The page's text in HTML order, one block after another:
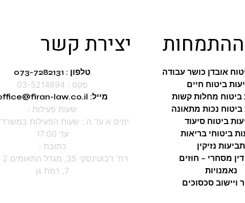
אובדן כושר עבודה
ביטוח חיים
ביטוח מחלות קשות
ביטוח נכות מתאונה
ביטוח סיעוד
ביטוחי בריאות
תביעות נזיקין
מסחרי – חוזים
נאמנויות
ויישוב סכסוכים
יצירת קשר
טלפון : 073-7282131
פקס : 03-5214894
מייל: office@firan-law.co.il
שעות פעילות :
עד 17:00
כתובת :
7, רמת גן